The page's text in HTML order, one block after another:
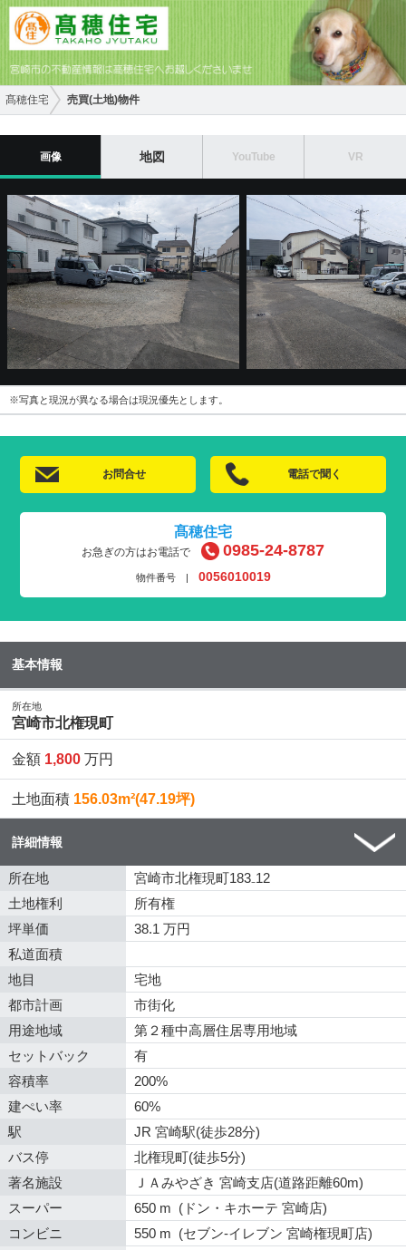
髙穂住宅 売買(土地)物件
画像 地図 YouTube VR
※写真と現況が異なる場合は現況優先とします。
お問合せ 電話で聞く
髙穂住宅
お急ぎの方はお電話で 0985-24-8787
物件番号 | 0056010019
基本情報
所在地
宮崎市北権現町
金額 1,800 万円
土地面積 156.03m²(47.19坪)
詳細情報
所在地
宮崎市北権現町183₋12
土地権利
所有権
坪単価
38.1 万円
私道面積
地目
宅地
都市計画
市街化
用途地域
第２種中高層住居専用地域
セットバック
有
容積率
200%
建ぺい率
60%
駅
JR 宮崎駅(徒歩28分)
バス停
北権現町(徒歩5分)
著名施設
ＪＡみやざき 宮崎支店(道路距離60m)
スーパー
650 m (ドン・キホーテ 宮崎店)
コンビニ
550 m (セブン-イレブン 宮崎権現町店)